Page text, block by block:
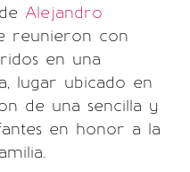
Alejandro
reunieron con
en una
lugar ubicado en
de una sencilla y
en honor a la